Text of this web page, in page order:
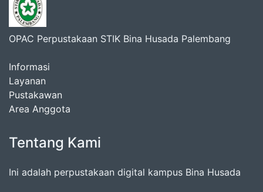
OPAC Perpustakaan STIK Bina Husada Palembang
Informasi
Layanan
Pustakawan
Area Anggota
Tentang Kami
Ini adalah perpustakaan digital kampus Bina Husada